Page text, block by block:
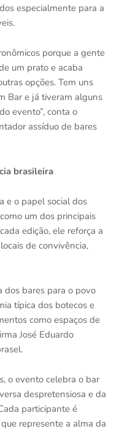
especialmente para a
porque a gente
um prato e acaba
opções. Tem uns
Bar e já tiveram alguns
evento”, conta o
assíduo de bares
brasileira
e o papel social dos
um dos principais
edição, ele reforça a
de convivência,
dos bares para o povo
típica dos botecos e
como espaços de
José Eduardo
o evento celebra o bar
despretensiosa e da
participante é
represente a alma da